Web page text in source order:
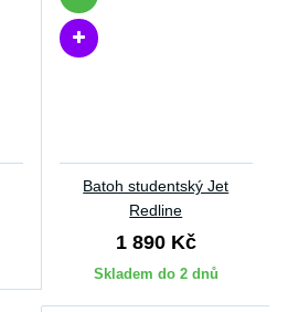
Batoh studentský Jet
Redline
1 890 Kč
Skladem do 2 dnů